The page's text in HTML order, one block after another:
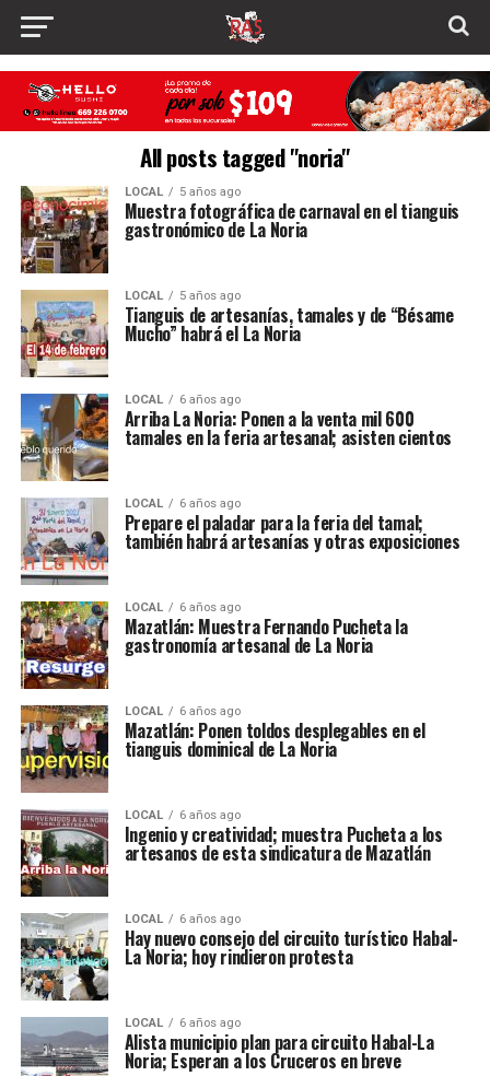
All posts tagged "noria"
LOCAL 5 años ago
Muestra fotográfica de carnaval en el tianguis
gastronómico de La Noria
LOCAL 5 años ago
Tianguis de artesanías, tamales y de “Bésame
Mucho” habrá el La Noria
LOCAL 6 años ago
Arriba La Noria: Ponen a la venta mil 600
tamales en la feria artesanal; asisten cientos
LOCAL 6 años ago
Prepare el paladar para la feria del tamal;
también habrá artesanías y otras exposiciones
LOCAL 6 años ago
Mazatlán: Muestra Fernando Pucheta la
gastronomía artesanal de La Noria
LOCAL 6 años ago
Mazatlán: Ponen toldos desplegables en el
tianguis dominical de La Noria
LOCAL 6 años ago
Ingenio y creatividad; muestra Pucheta a los
artesanos de esta sindicatura de Mazatlán
LOCAL 6 años ago
Hay nuevo consejo del circuito turístico Habal-
La Noria; hoy rindieron protesta
LOCAL 6 años ago
Alista municipio plan para circuito Habal-La
Noria; Esperan a los Cruceros en breve